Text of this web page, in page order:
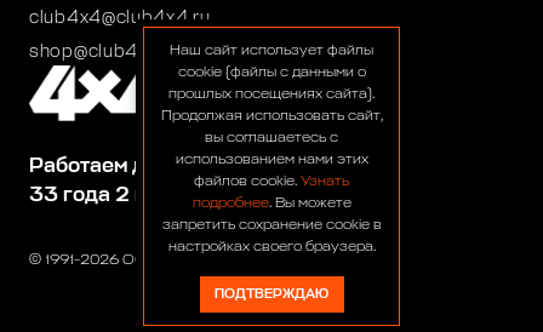
© 1991-2026 ООО «Сервис 4х4»
Работаем для вас:
33 года 2 месяца 22 дня
club4x4@club4x4.ru
shop@club4x4.ruНаш сайт использует файлы
cookie (файлы с данными о
прошлых посещениях сайта).
Продолжая использовать сайт,
вы соглашаетесь с
использованием нами этих
файлов cookie. Узнать
подробнее. Вы можете
запретить сохранение cookie в
настройках своего браузера.
ПОДТВЕРЖДАЮ